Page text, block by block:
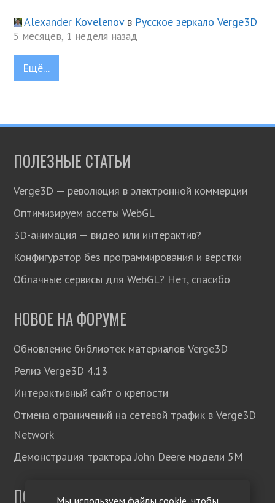
Мы используем файлы cookie, чтобы
Alexander Kovelenovв Русское зеркало Verge3D
5 месяцев, 1 неделя назад
Ещё...
ПОЛЕЗНЫЕ СТАТЬИ
Verge3D — революция в электронной коммерции
Оптимизируем ассеты WebGL
3D-анимация — видео или интерактив?
Конфигуратор без программирования и вёрстки
Облачные сервисы для WebGL? Нет, спасибо
НОВОЕ НА ФОРУМЕ
Обновление библиотек материалов Verge3D
Релиз Verge3D 4.13
Интерактивный сайт о крепости
Отмена ограничений на сетевой трафик в Verge3D
Network
Демонстрация трактора John Deere модели 5М
ПОДПИСЫВАЙТЕСЬ!